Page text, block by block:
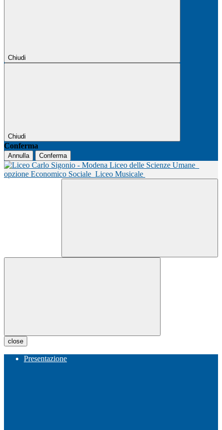
Chiudi
Chiudi
Conferma
Annulla Conferma
Liceo delle Scienze Umane
opzione Economico Sociale Liceo Musicale
close
Presentazione